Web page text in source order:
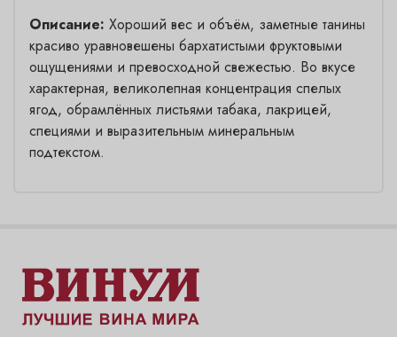
Описание: Хороший вес и объём, заметные танины
красиво уравновешены бархатистыми фруктовыми
ощущениями и превосходной свежестью. Во вкусе
характерная, великолепная концентрация спелых
ягод, обрамлённых листьями табака, лакрицей,
специями и выразительным минеральным
подтекстом.